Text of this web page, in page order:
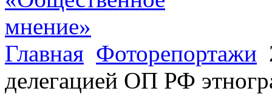
Главная Фоторепортажи
делегацией ОП РФ